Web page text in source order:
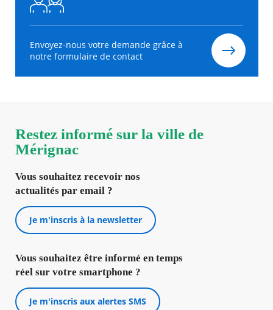
Envoyez-nous votre demande grâce à
notre formulaire de contact
Restez informé sur la ville de
Mérignac
Vous souhaitez recevoir nos
actualités par email ?
Je m'inscris à la newsletter
Vous souhaitez être informé en temps
réel sur votre smartphone ?
Je m'inscris aux alertes SMS